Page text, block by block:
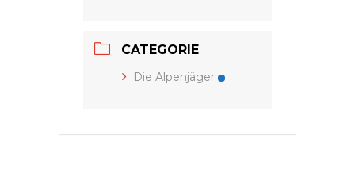
CATEGORIE
Die Alpenjäger